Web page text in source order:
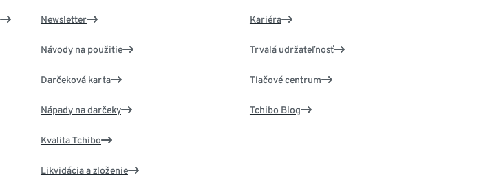
Newsletter
Návody na použitie
Darčeková karta
Nápady na darčeky
Kvalita Tchibo
Likvidácia a zloženie
Kariéra
Trvalá udržateľnosť
Tlačové centrum
Tchibo Blog